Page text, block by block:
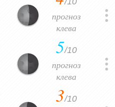
прогноз
клева
5/10
прогноз
клева
3/10